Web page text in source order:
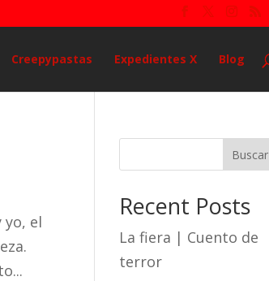
Creepypastas Expedientes X Blog
el
Buscar
Recent Posts
La fiera | Cuento de
terror